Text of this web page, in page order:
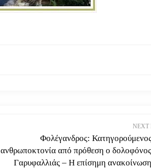
NEXT
Φολέγανδρος:
ανθρωποκτονία από πρόθεση ο
Γαρυφαλλιάς – Η επίσημη